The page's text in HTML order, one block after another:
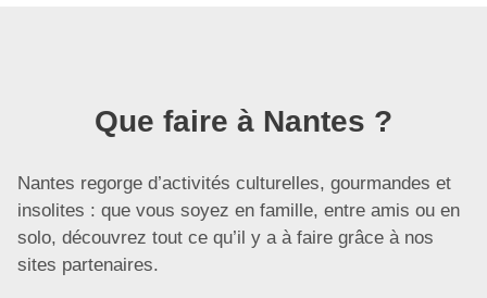
Que faire à Nantes ?
Nantes regorge d’activités culturelles, gourmandes et
insolites : que vous soyez en famille, entre amis ou en
solo, découvrez tout ce qu’il y a à faire grâce à nos
sites partenaires.